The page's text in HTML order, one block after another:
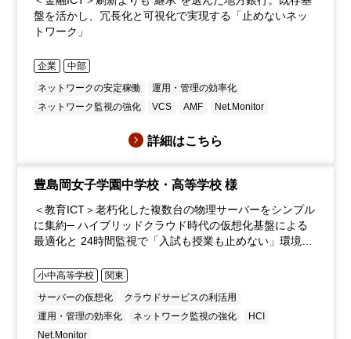
盤を活かし、冗長化と可視化で実現する「止めないネッ
トワーク」
企業
中部
ネットワークの安定稼働
運用・管理の効率化
ネットワーク監視の強化
VCS AMF Net.Monitor
詳細はこちら
豊島岡女子学園中学校・高等学校 様
＜教育ICT＞老朽化した複数台の物理サーバーをシンプル
に集約─ ハイブリッドクラウド時代の仮想化基盤による
最適化と 24時間監視で「入試も授業も止めない」環境を
小中高等学校
関東
サーバーの仮想化
クラウドサービスの利活用
運用・管理の効率化
ネットワーク監視の強化
HCI
Net.Monitor